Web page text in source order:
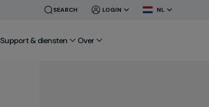
SEARCH
CLOSE
LOGIN
CLOSE
NL
Support & diensten Over